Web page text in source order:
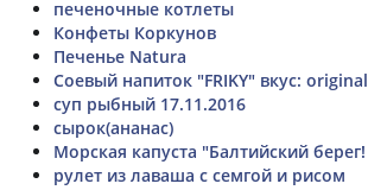
печеночные котлеты
Конфеты Коркунов
Печенье Natura
Соевый напиток "FRIKY" вкус: original
суп рыбный 17.11.2016
сырок(ананас)
Морская капуста "Балтийский берег!
рулет из лаваша с семгой и рисом